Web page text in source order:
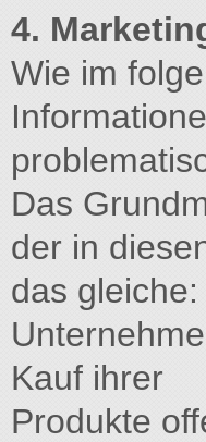
4.
Wie im
Das
der in
das gleiche:
Kauf ihrer
Produkte